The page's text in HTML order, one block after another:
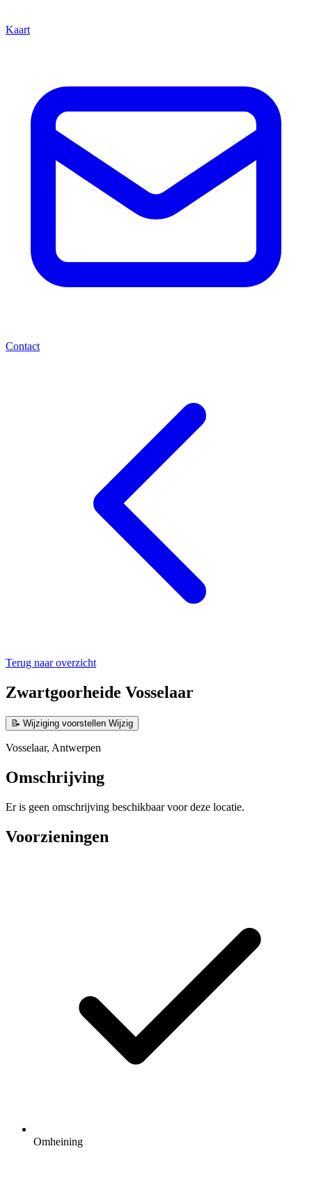
Kaart
Contact
Terug naar overzicht
Zwartgoorheide Vosselaar
📝 Wijziging voorstellen Wijzig
Vosselaar, Antwerpen
Omschrijving
Er is geen omschrijving beschikbaar voor deze locatie.
Voorzieningen
Omheining